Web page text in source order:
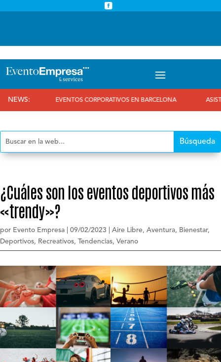

NEWS:
EVENTOS CORPORATIVOS EN BARCELONA ASISTIMOS AL 25
¿Cuáles son los eventos deportivos más
«trendy»?
por Evento Empresa 09/02/2023 Aire Libre, Aventura, Bienestar,
Deportivos, Recreativos, Tendencias, Verano